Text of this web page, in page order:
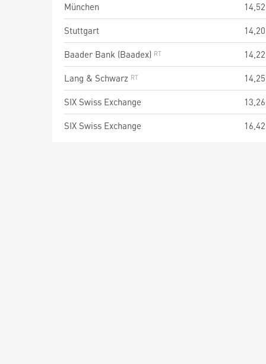
München
14,52
Stuttgart
14,20
Baader Bank (Baadex)
14,22
Lang & Schwarz
14,25
SIX Swiss Exchange
13,26
SIX Swiss Exchange
16,42